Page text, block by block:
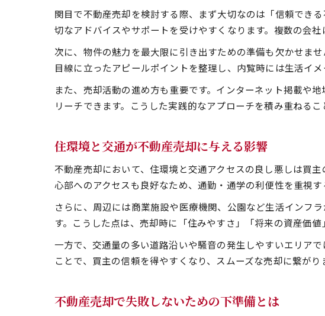
業界
関目
関目で不動産売却を検討する際、まず大切なのは「信頼でき
切なアドバイスやサポートを受けやすくなります。複数の会
次に、物件の魅力を最大限に引き出すための準備も欠かせま
目線に立ったアピールポイントを整理し、内覧時には生活イ
また、売却活動の進め方も重要です。インターネット掲載や
リーチできます。こうした実践的なアプローチを積み重ねる
住環境と交通が不動産売却に与える影響
不動産売却において、住環境と交通アクセスの良し悪しは買
心部へのアクセスも良好なため、通勤・通学の利便性を重視す
さらに、周辺には商業施設や医療機関、公園など生活インフ
す。こうした点は、売却時に「住みやすさ」「将来の資産価
一方で、交通量の多い道路沿いや騒音の発生しやすいエリア
ことで、買主の信頼を得やすくなり、スムーズな売却に繋がり
不動産売却で失敗しないための下準備とは